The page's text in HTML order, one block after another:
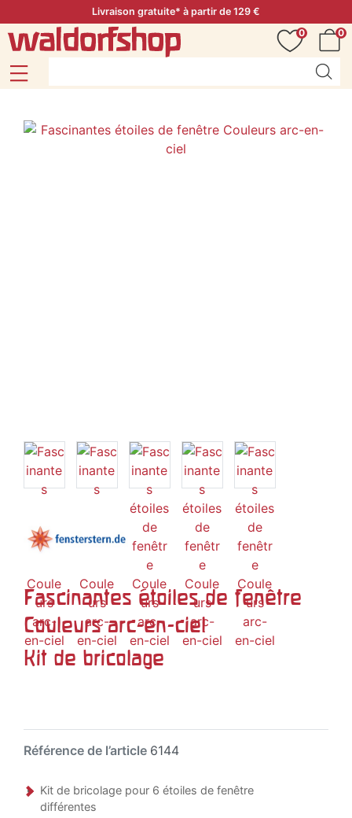
Livraison gratuite* à partir de 129 €
0
0
Fascinantes étoiles de fenêtre
Couleurs arc-en-ciel
Kit de bricolage
Référence de l’article 6144
Kit de bricolage pour 6 étoiles de fenêtre
différentes